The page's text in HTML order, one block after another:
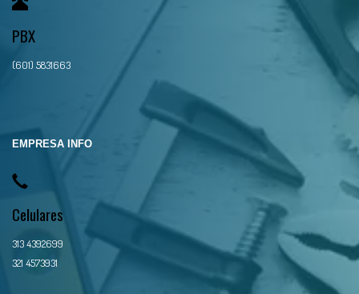
PBX
(601) 5831663
EMPRESA INFO
Celulares
313 4392699
321 4573931